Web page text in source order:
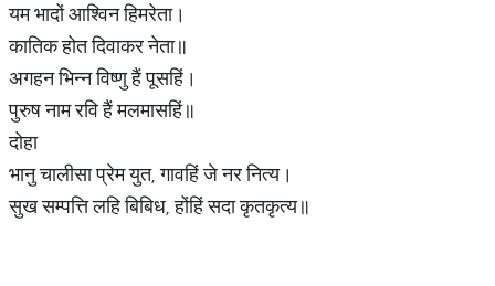
यम भादों आश्विन हिमरेता।
कातिक होत दिवाकर नेता॥
अगहन भिन्न विष्णु हैं पूसहिं।
पुरुष नाम रवि हैं मलमासहिं॥
दोहा
भानु चालीसा प्रेम युत, गावहिं जे नर नित्य।
सुख सम्पत्ति लहि बिबिध, होंहिं सदा कृतकृत्य॥